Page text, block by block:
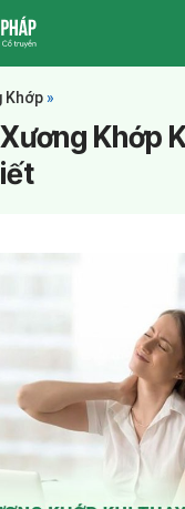
Khớp »
Khớp